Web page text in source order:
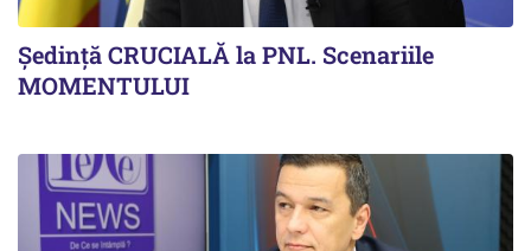
Ședință CRUCIALĂ la PNL. Scenariile
MOMENTULUI